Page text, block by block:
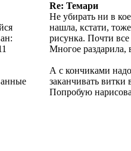
Re: Темари
Не убирать ни в
нашла, кстати,
рисунка. Почти все
Многое раздарила,
А с кончиками надо
заканчивать витки
Попробую